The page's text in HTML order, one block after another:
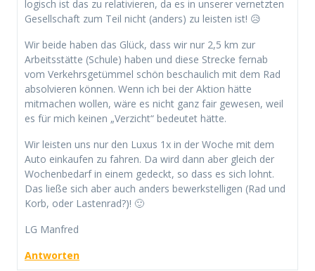
logisch ist das zu relativieren, da es in unserer vernetzten
Gesellschaft zum Teil nicht (anders) zu leisten ist! 😥
Wir beide haben das Glück, dass wir nur 2,5 km zur
Arbeitsstätte (Schule) haben und diese Strecke fernab
vom Verkehrsgetümmel schön beschaulich mit dem Rad
absolvieren können. Wenn ich bei der Aktion hätte
mitmachen wollen, wäre es nicht ganz fair gewesen, weil
es für mich keinen „Verzicht“ bedeutet hätte.
Wir leisten uns nur den Luxus 1x in der Woche mit dem
Auto einkaufen zu fahren. Da wird dann aber gleich der
Wochenbedarf in einem gedeckt, so dass es sich lohnt.
Das ließe sich aber auch anders bewerkstelligen (Rad und
Korb, oder Lastenrad?)! 🙂
LG Manfred
Antworten